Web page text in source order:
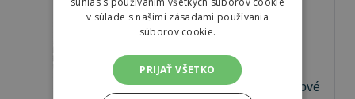
11/ R22,5 148/145 K
Vodiace/Záberové/Návesové
v súlade s našimi zásadami používania
súborov cookie.
PRIJAŤ VŠETKO